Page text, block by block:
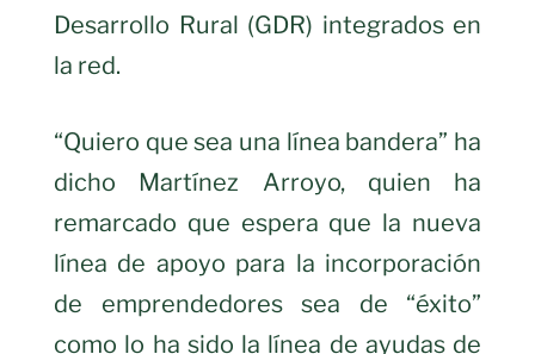
Desarrollo Rural (GDR) integrados en
la red.
“Quiero que sea una línea bandera” ha
dicho Martínez Arroyo, quien ha
remarcado que espera que la nueva
línea de apoyo para la incorporación
de emprendedores sea de “éxito”
como lo ha sido la línea de ayudas de